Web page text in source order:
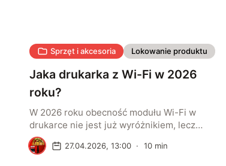
najważniejsze były dwa samochody: smukły ES
oraz […]Sprzęt i akcesoria Lokowanie produktu
Jaka drukarka z Wi-Fi w 2026
roku?
W 2026 roku obecność modułu Wi-Fi w
drukarce nie jest już wyróżnikiem, lecz
standardem rynkowym. Dotyczy to zarówno
prostych urządzeń do domu, jak i bardziej
R 27.04.2026, 13:00 · 10min